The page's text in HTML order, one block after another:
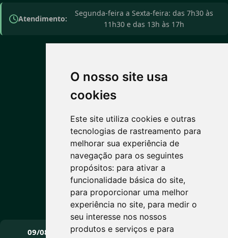
O nosso site usa
cookies
Este site utiliza cookies e outras
tecnologias de rastreamento para
melhorar sua experiência de
navegação para os seguintes
propósitos: para ativar a
funcionalidade básica do site,
para proporcionar uma melhor
experiência no site, para medir o
seu interesse nos nossos
produtos e serviços e para
Atendimento:
Segunda-feira a Sexta-feira: das 7h30 às
11h30 e das 13h às 17h
PREVISÃO DO TEMPO
7°C
Céu limpo
Máx: 15° • Mín: 5°
Vento: 2 km/h
09/08 10/08